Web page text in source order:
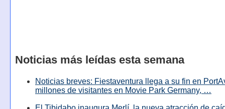
Noticias más leídas esta semana
Noticias breves: Fiestaventura llega a su fin en
millones de visitantes en Movie Park Germany, …